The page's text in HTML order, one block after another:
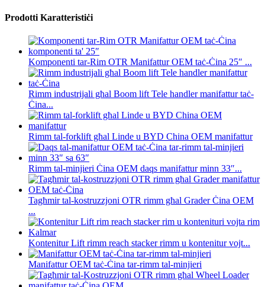
Prodotti Karatteristiċi
Komponenti tar-Rim OTR Manifattur OEM taċ-Ċina 25″ ...
Rimm industrijali għal Boom lift Tele handler manifattur taċ-
Ċina...
Rimm tal-forklift għal Linde u BYD China OEM manifattur
Rimm tal-minjieri Ċina OEM daqs manifattur minn 33″...
Tagħmir tal-kostruzzjoni OTR rimm għal Grader Ċina OEM
...
Kontenitur Lift rimm reach stacker rimm u kontenitur vojt...
Manifattur OEM taċ-Ċina tar-rimm tal-minjieri